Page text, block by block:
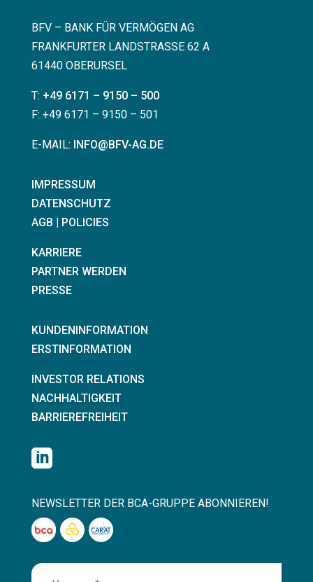
BFV – BANK FÜR VERMÖGEN AG
FRANKFURTER LANDSTRASSE 62 A
61440 OBERURSEL
T: +49 6171 – 9150 – 500
F: +49 6171 – 9150 – 501
E-MAIL: INFO@BFV-AG.DE
IMPRESSUM
DATENSCHUTZ
AGB | POLICIES
KARRIERE
PARTNER WERDEN
PRESSE
KUNDENINFORMATION
ERSTINFORMATION
INVESTOR RELATIONS
NACHHALTIGKEIT
BARRIEREFREIHEIT

NEWSLETTER DER BCA-GRUPPE ABONNIEREN!